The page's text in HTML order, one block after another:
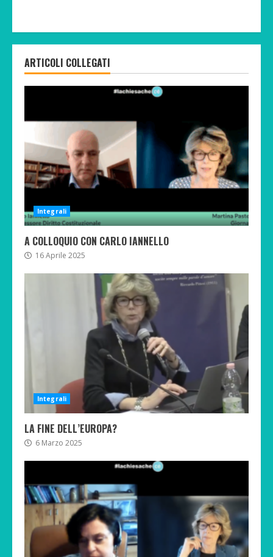
ARTICOLI COLLEGATI
Integrali
A COLLOQUIO CON CARLO IANNELLO
16 Aprile 2025
Integrali
LA FINE DELL’EUROPA?
6 Marzo 2025